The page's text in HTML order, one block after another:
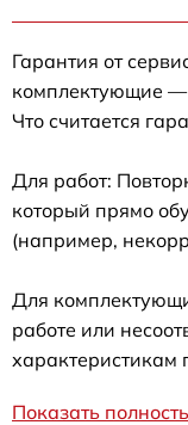
Гарантия от
комплектующие —
Что считается
Для работ:
который прямо
(например,
Для
работе или
характеристикам
Показать